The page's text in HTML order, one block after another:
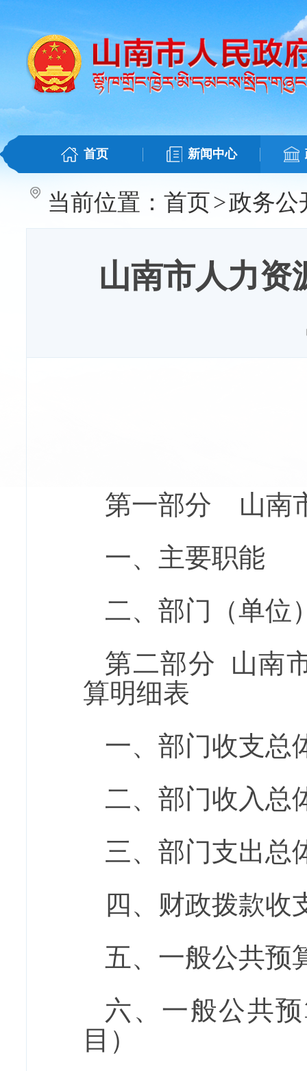
首页 新闻中心
当前位置： 首页>政务公
山南市人力资
第一部分 山南
一、主要职能
二、部门（单位
第二部分
山南
算明细表
一、部门收支总
二、部门收入总
三、部门支出总
四、财政拨款收
五、一般公共预
六、一般公共
目）